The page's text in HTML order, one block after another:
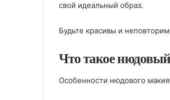
свой идеальный образ.
Будьте красивы и
Что такое
Особенности нюдового